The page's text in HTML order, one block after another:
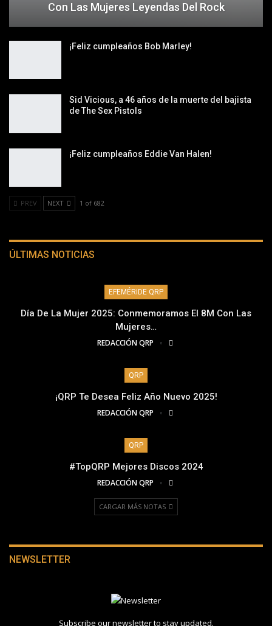
Con Las Mujeres Leyendas Del Rock
¡Feliz cumpleaños Bob Marley!
Sid Vicious, a 46 años de la muerte del bajista
de The Sex Pistols
¡Feliz cumpleaños Eddie Van Halen!
PREV NEXT 1 of 682
ÚLTIMAS NOTICIAS
EFEMÉRIDE QRP
Día De La Mujer 2025: Conmemoramos El 8M Con Las
Mujeres…
REDACCIÓN QRP
QRP
¡QRP Te Desea Feliz Año Nuevo 2025!
REDACCIÓN QRP
QRP
#TopQRP Mejores Discos 2024
REDACCIÓN QRP
CARGAR MÁS NOTAS
NEWSLETTER
Subscribe our newsletter to stay updated.